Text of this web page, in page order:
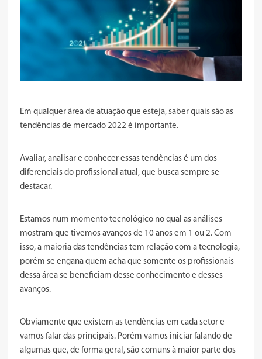
Em qualquer área de atuação que esteja, saber quais são as
tendências de mercado 2022 é importante.
Avaliar, analisar e conhecer essas tendências é um dos
diferenciais do profissional atual, que busca sempre se
destacar.
Estamos num momento tecnológico no qual as análises
mostram que tivemos avanços de 10 anos em 1 ou 2. Com
isso, a maioria das tendências tem relação com a tecnologia,
porém se engana quem acha que somente os profissionais
dessa área se beneficiam desse conhecimento e desses
avanços.
Obviamente que existem as tendências em cada setor e
vamos falar das principais. Porém vamos iniciar falando de
algumas que, de forma geral, são comuns à maior parte dos